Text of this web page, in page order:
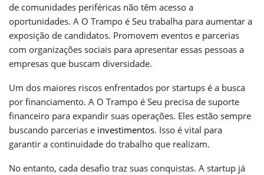
de comunidades periféricas não têm acesso a
oportunidades. A O Trampo é Seu trabalha para aumentar a
exposição de candidatos. Promovem eventos e parcerias
com organizações sociais para apresentar essas pessoas a
empresas que buscam diversidade.
Um dos maiores riscos enfrentados por startups é a busca
por financiamento. A O Trampo é Seu precisa de suporte
financeiro para expandir suas operações. Eles estão sempre
buscando parcerias e investimentos. Isso é vital para
garantir a continuidade do trabalho que realizam.
No entanto, cada desafio traz suas conquistas. A startup já